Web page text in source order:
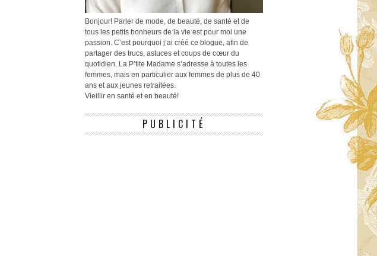
Bonjour! Parler de mode, de beauté, de santé et de
tous les petits bonheurs de la vie est pour moi une
passion. C’est pourquoi j’ai créé ce blogue, afin de
partager des trucs, astuces et coups de cœur du
quotidien. La P’tite Madame s’adresse à toutes les
femmes, mais en particulier aux femmes de plus de 40
ans et aux jeunes retraitées.
Vieillir en santé et en beauté!
PUBLICITÉ